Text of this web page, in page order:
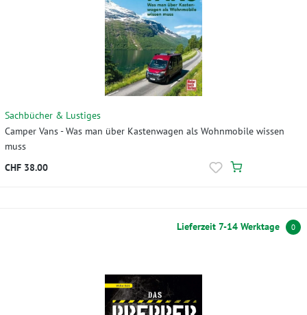
Sachbücher & Lustiges
Camper Vans - Was man über Kastenwagen als Wohnmobile wissen
muss
CHF 38.00
Lieferzeit 7-14 Werktage 0